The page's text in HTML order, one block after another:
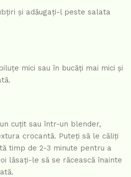
și adăugați-l peste salata
mici sau în bucăți mai mici și
cuțit sau într-un blender,
crocantă. Puteți să le căliți
timp de 2-3 minute pentru a
lăsați-le să se răcească înainte